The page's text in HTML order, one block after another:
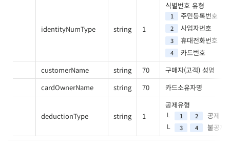
identityNumType string 1
식별번호 유형
1 주민등록번호
2 사업자번호
3 휴대전화번호
4
카드번호
customerName
string 70
구매자(고객) 성명
cardOwnerName
string 70 카드소유자명
deductionType string 1
공제유형
1 2 공제
3 4 불공제